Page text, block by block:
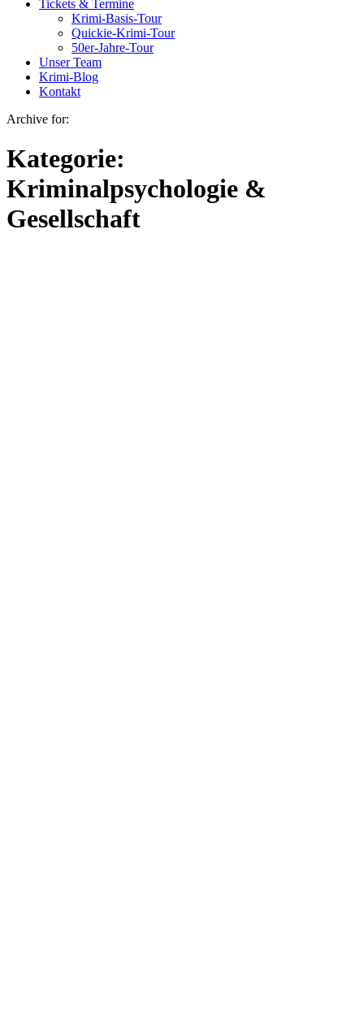
Tickets & Termine
Krimi-Basis-Tour
Quickie-Krimi-Tour
50er-Jahre-Tour
Unser Team
Krimi-Blog
Kontakt
Archive for:
Kategorie:
Kriminalpsychologie &
Gesellschaft